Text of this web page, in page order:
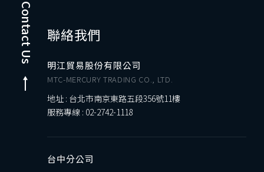
Contact Us 聯絡我們
明江貿易股份有限公司
MTC-MERCURY TRADING CO., LTD.
地址 : 台北市南京東路五段356號11樓
服務專線 : 02-2742-1118
台中分公司